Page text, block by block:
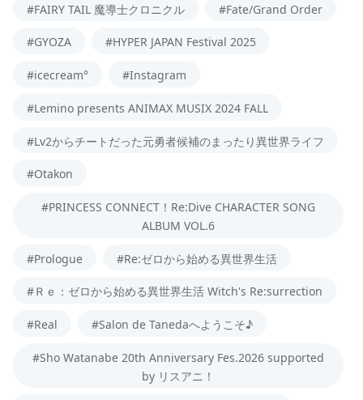
#FAIRY TAIL 魔導士クロニクル #Fate/Grand Order
#GYOZA #HYPER JAPAN Festival 2025
#icecream° #Instagram
#Lemino presents ANIMAX MUSIX 2024 FALL
#Lv2からチートだった元勇者候補のまったり異世界ライフ
#Otakon
#PRINCESS CONNECT！Re:Dive CHARACTER SONG
ALBUM VOL.6
#Prologue #Re:ゼロから始める異世界生活
#Ｒｅ：ゼロから始める異世界生活 Witch's Re:surrection
#Real #Salon de Tanedaへようこそ♪
#Sho Watanabe 20th Anniversary Fes.2026 supported
by リスアニ！